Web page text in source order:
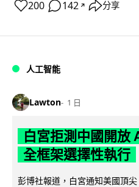
200 142 ↗ 分享
人工智能
Lawton 1 日
白宮拒測中國開放
全框架選擇性執行
彭博社報道，白宮通知美國頂